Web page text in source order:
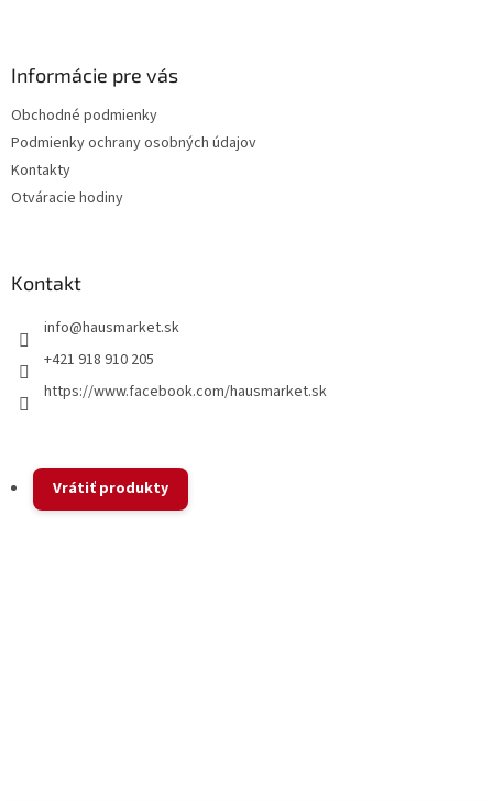
Informácie pre vás
Obchodné podmienky
Podmienky ochrany osobných údajov
Kontakty
Otváracie hodiny
Kontakt
info@hausmarket.sk
+421 918 910 205
https://www.facebook.com/hausmarket.sk
Vrátiť produkty